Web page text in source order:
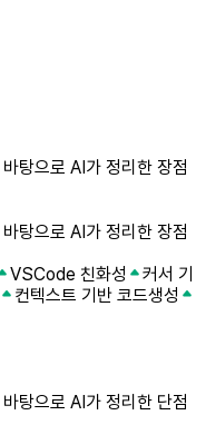
탕으로 AI가 정리한 장점
탕으로 AI가 정리한 장점
VSCode 친화성
커서 기
컨텍스트 기반 코드생성
탕으로 AI가 정리한 단점